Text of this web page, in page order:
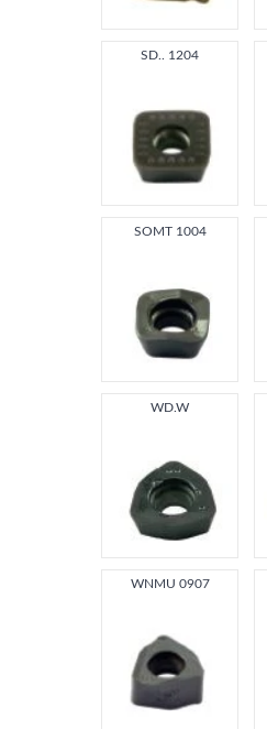
SD.. 1204
SOMT 1004
WD.W
WNMU 0907